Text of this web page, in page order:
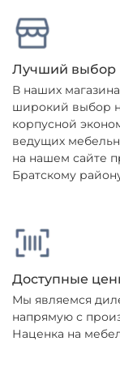
Лучший выбор
В наших
широкий выбор
корпусной
ведущих
на нашем сайте
Братскому
Доступные
Мы являемся
напрямую с
Наценка на